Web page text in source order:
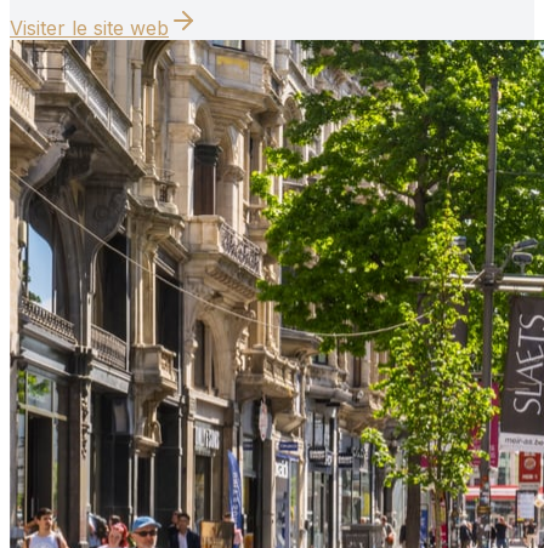
Visiter le site web